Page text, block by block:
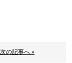
次の記事へ »